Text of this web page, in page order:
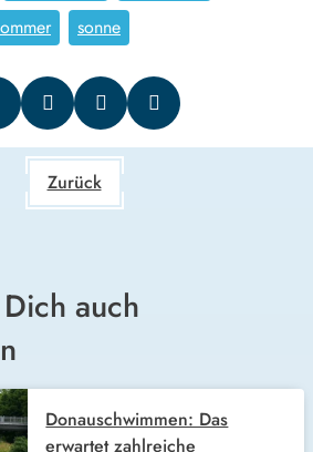
sonne
Zurück
auch
Donauschwimmen: Das
erwartet zahlreiche